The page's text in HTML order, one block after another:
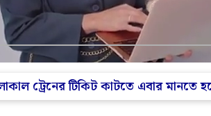
ট্রেনের টিকিট কাটতে এবার মানতে